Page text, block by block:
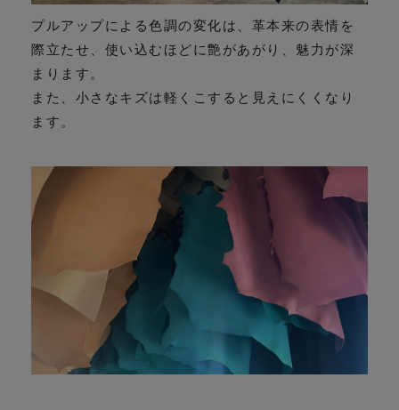
プルアップによる色調の変化は、革本来の表情を
際立たせ、使い込むほどに艶があがり、魅力が深
まります。
また、小さなキズは軽くこすると見えにくくなり
ます。